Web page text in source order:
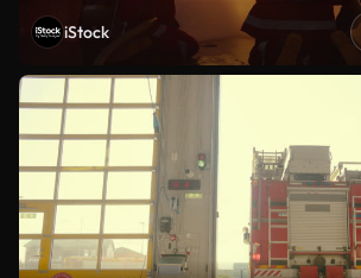
iStock